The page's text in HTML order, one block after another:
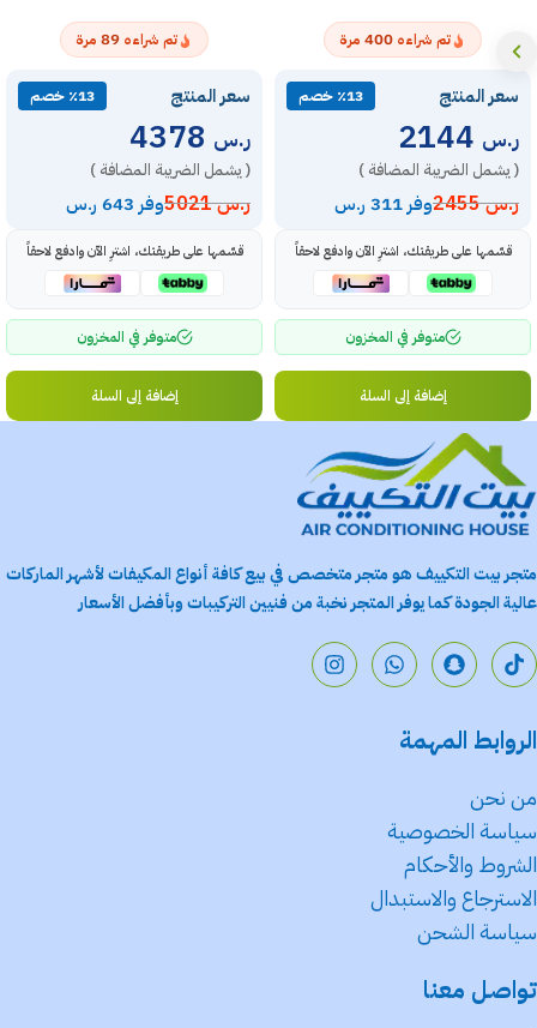
تم شراءه 400 مرة
سعر المنتج ٪13 خصم
ر.س
( يشمل الضريبة المضافة )
ر.س2455 وفر 311 ر.س
قسّمها على طريقتك، اشترِ الآن وادفع لاحقاً
متوفر في المخزون
إضافة إلى السلة
تم شراءه 89 مرة
سعر المنتج ٪13 خصم
ر.س
( يشمل الضريبة المضافة )
ر.س5021 وفر 643 ر.س
قسّمها على طريقتك، اشترِ الآن وادفع لاحقاً
متوفر في المخزون
إضافة إلى السلة
متجر بيت التكييف هو متجر متخصص في بيع كافة أنواع المكيفات لأشهر الماركات
عالية الجودة كما يوفر المتجر نخبة من فنيين التركيبات وبأفضل الأسعار
الروابط المهمة
من نحن
سياسة الخصوصية
الشروط والأحكام
الاسترجاع والاستبدال
سياسة الشحن
تواصل معنا